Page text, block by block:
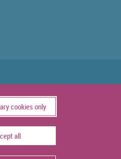
cookies only
all